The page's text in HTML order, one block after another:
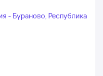
- Бураново, Республика